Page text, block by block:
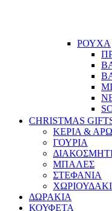
ΡΟΥΧΑ
CHRISTMAS
ΚΕΡΙΑ &
ΓΟΥΡΙΑ
ΜΠΑΛΕΣ
ΣΤΕΦΑΝΙΑ
ΔΩΡΑΚΙΑ
ΚΟΥΦΕΤΑ